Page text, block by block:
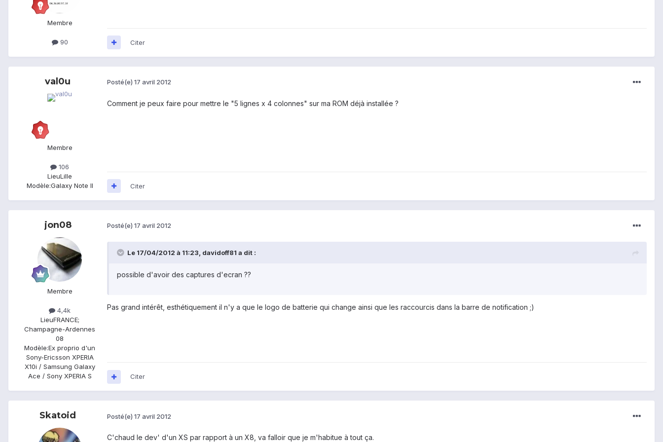
Membre
90 Citer
val0u
Membre
106
LieuLille
Modèle:Galaxy Note II
Posté(e) 17 avril 2012
Comment je peux faire pour mettre le "5 lignes x 4 colonnes" sur ma ROM déjà installée ?
Citer
jon08
Membre
4,4k
LieuFRANCE;
Champagne-Ardennes
08
Modèle:Ex proprio d'un
Sony-Ericsson XPERIA
X10i / Samsung Galaxy
Ace / Sony XPERIA S
Posté(e) 17 avril 2012
Le 17/04/2012 à 11:23, davidoff81 a dit :
possible d'avoir des captures d'ecran ??
Pas grand intérêt, esthétiquement il n'y a que le logo de batterie qui change ainsi que les raccourcis dans la barre de notification ;)
Citer
Skatoid Posté(e) 17 avril 2012
C'chaud le dev' d'un XS par rapport à un X8, va falloir que je m'habitue à tout ça.